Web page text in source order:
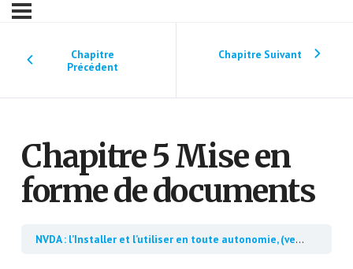
Chapitre
Précédent
Chapitre Suivant
Chapitre 5 Mise en
forme de documents
NVDA : l’Installer et l’utiliser en toute autonomie, (version écrite), gratuit